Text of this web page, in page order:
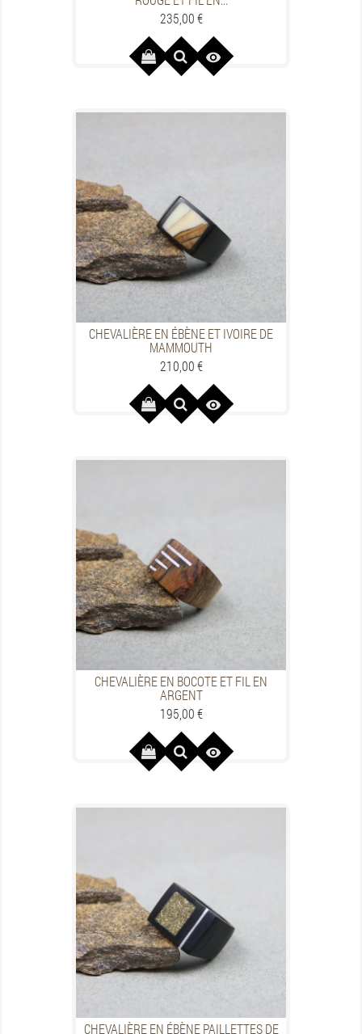
Preis
235,00 €

CHEVALIÈRE EN ÉBÈNE ET IVOIRE DE
MAMMOUTH
Preis
210,00 €

CHEVALIÈRE EN BOCOTE ET FIL EN
ARGENT
Preis
195,00 €

CHEVALIÈRE EN ÉBÈNE PAILLETTES DE